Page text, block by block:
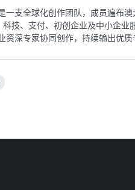
一支全球化创作团队，成员遍布
技、支付、初创企业及中小企业
深专家协同创作，持续输出优质